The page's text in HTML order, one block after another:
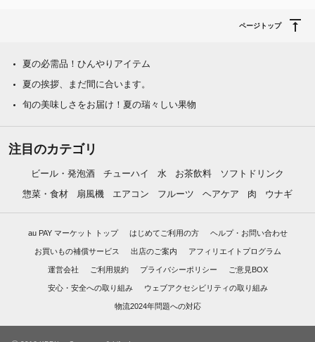
ページトップ
夏の必需品！ひんやりアイテム
夏の挨拶、まだ間に合います。
旬の美味しさをお届け！夏の瑞々しい果物
注目のカテゴリ
ビール・発泡酒 チューハイ 水 お茶飲料
ソフトドリンク
惣菜・食材
扇風機 エアコン フルーツ ヘアケア 肉 ウナギ
au PAY マーケット トップ はじめてご利用の方 ヘルプ・お問い合わせ
お買いもの補償サービス 出店のご案内 アフィリエイトプログラム
運営会社 ご利用規約 プライバシーポリシー ご意見BOX
安心・安全への取り組み ウェブアクセシビリティの取り組み
物流2024年問題への対応